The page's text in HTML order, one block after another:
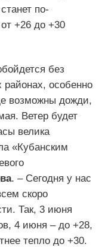
по-
+26 до +30
без
районах, особенно
возможны дожди,
Ветер будет
велика
«Кубанским
. – Сегодня у нас
скоро
Так, 3 июня
4 июня – до +28,
тепло до +30.